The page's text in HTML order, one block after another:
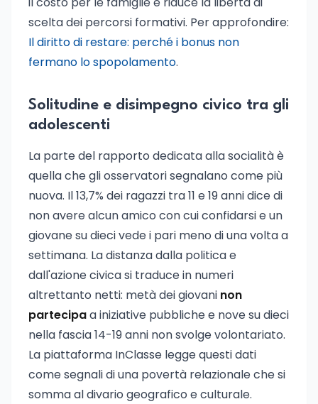
scelta dei percorsi formativi. Per approfondire:
Il diritto di restare: perché i bonus non
fermano lo spopolamento.
Solitudine e disimpegno civico tra gli
adolescenti
La parte del rapporto dedicata alla socialità è
quella che gli osservatori segnalano come più
nuova. Il 13,7% dei ragazzi tra 11 e 19 anni dice di
non avere alcun amico con cui confidarsi e un
giovane su dieci vede i pari meno di una volta a
settimana. La distanza dalla politica e
dall'azione civica si traduce in numeri
altrettanto netti: metà dei giovani non
partecipaa iniziative pubbliche e nove su dieci
nella fascia 14-19 anni non svolge volontariato.
La piattaforma InClasse legge questi dati
come segnali di una povertà relazionale che si
somma al divario geografico e culturale.